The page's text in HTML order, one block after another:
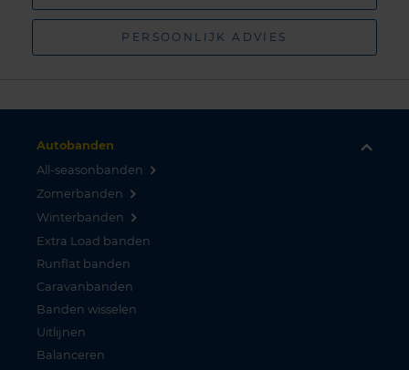
PERSOONLIJK ADVIES
Autobanden
All-seasonbanden
Zomerbanden
Winterbanden
Extra Load banden
Runflat banden
Caravanbanden
Banden wisselen
Uitlijnen
Balanceren